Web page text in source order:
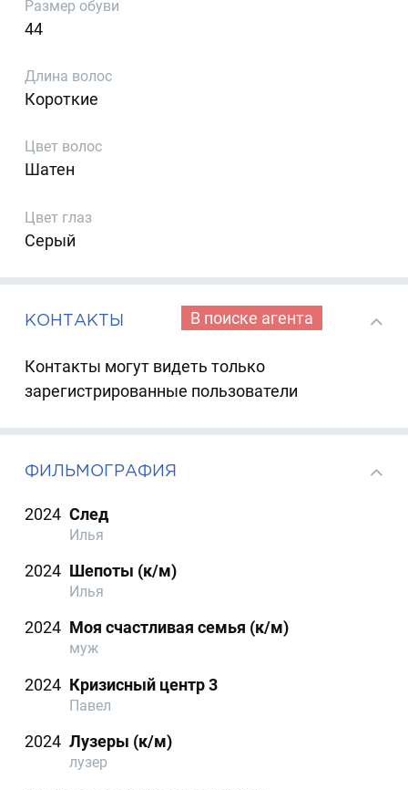
Размер обуви
44
Длина волос
Короткие
Цвет волос
Шатен
Цвет глаз
Серый
КОНТАКТЫ В поиске агента
Контакты могут видеть только
зарегистрированные пользователи
ФИЛЬМОГРАФИЯ
2024 След
Илья
2024 Шепоты (к/м)
Илья
2024 Моя счастливая семья (к/м)
муж
2024 Кризисный центр 3
Павел
2024 Лузеры (к/м)
лузер